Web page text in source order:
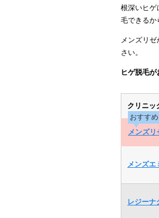
根深いヒゲ
毛できるか
メンズリ
さい。
ヒゲ脱毛
クリニッ
おすすめ
メンズリ
メンズエ
レジーナ